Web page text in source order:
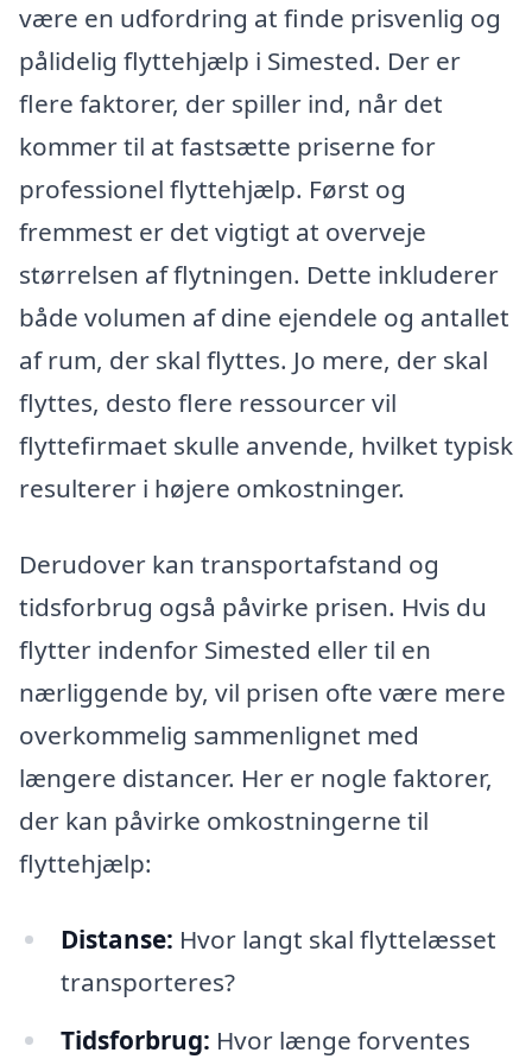
være en udfordring at finde prisvenlig og
pålidelig flyttehjælp i Simested. Der er
flere faktorer, der spiller ind, når det
kommer til at fastsætte priserne for
professionel flyttehjælp. Først og
fremmest er det vigtigt at overveje
størrelsen af flytningen. Dette inkluderer
både volumen af dine ejendele og antallet
af rum, der skal flyttes. Jo mere, der skal
flyttes, desto flere ressourcer vil
flyttefirmaet skulle anvende, hvilket typisk
resulterer i højere omkostninger.
Derudover kan transportafstand og
tidsforbrug også påvirke prisen. Hvis du
flytter indenfor Simested eller til en
nærliggende by, vil prisen ofte være mere
overkommelig sammenlignet med
længere distancer. Her er nogle faktorer,
der kan påvirke omkostningerne til
flyttehjælp:
Distanse: Hvor langt skal flyttelæsset
transporteres?
Tidsforbrug: Hvor længe forventes